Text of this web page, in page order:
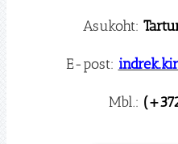
Asukoht:
E-post:
Mbl.: